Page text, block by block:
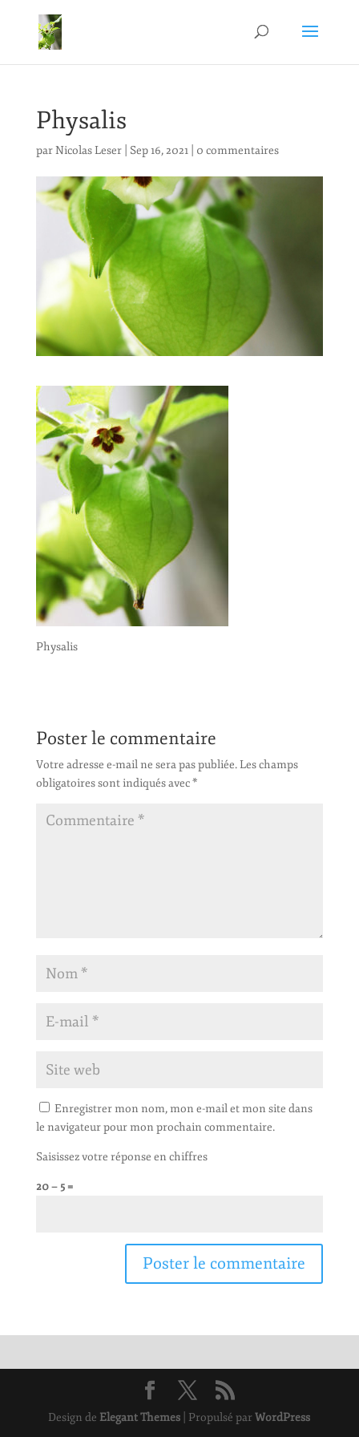
Physalis
parNicolas Leser| Sep 16, 2021| 0 commentaires
Physalis
Poster le commentaire
Votre adresse e-mail ne sera pas publiée.Les champs
obligatoires sont indiqués avec*
Enregistrer mon nom, mon e-mail et mon site dans
le navigateur pour mon prochain commentaire.
Saisissez votre réponse en chiffres
20 − 5 =
Design de Elegant Themes | Propulsé parWordPress